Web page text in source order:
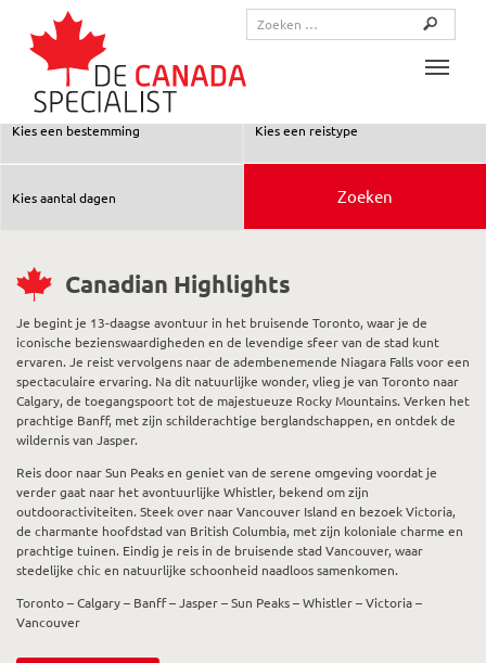
Canadian Highlights
Je begint je 13-daagse avontuur in het bruisende Toronto, waar je de
iconische bezienswaardigheden en de levendige sfeer van de stad kunt
ervaren. Je reist vervolgens naar de adembenemende Niagara Falls voor een
spectaculaire ervaring. Na dit natuurlijke wonder, vlieg je van Toronto naar
Calgary, de toegangspoort tot de majestueuze Rocky Mountains. Verken het
prachtige Banff, met zijn schilderachtige berglandschappen, en ontdek de
wildernis van Jasper.
Reis door naar Sun Peaks en geniet van de serene omgeving voordat je
verder gaat naar het avontuurlijke Whistler, bekend om zijn
outdooractiviteiten. Steek over naar Vancouver Island en bezoek Victoria,
de charmante hoofdstad van British Columbia, met zijn koloniale charme en
prachtige tuinen. Eindig je reis in de bruisende stad Vancouver, waar
stedelijke chic en natuurlijke schoonheid naadloos samenkomen.
Toronto – Calgary – Banff – Jasper – Sun Peaks – Whistler – Victoria –
Vancouver